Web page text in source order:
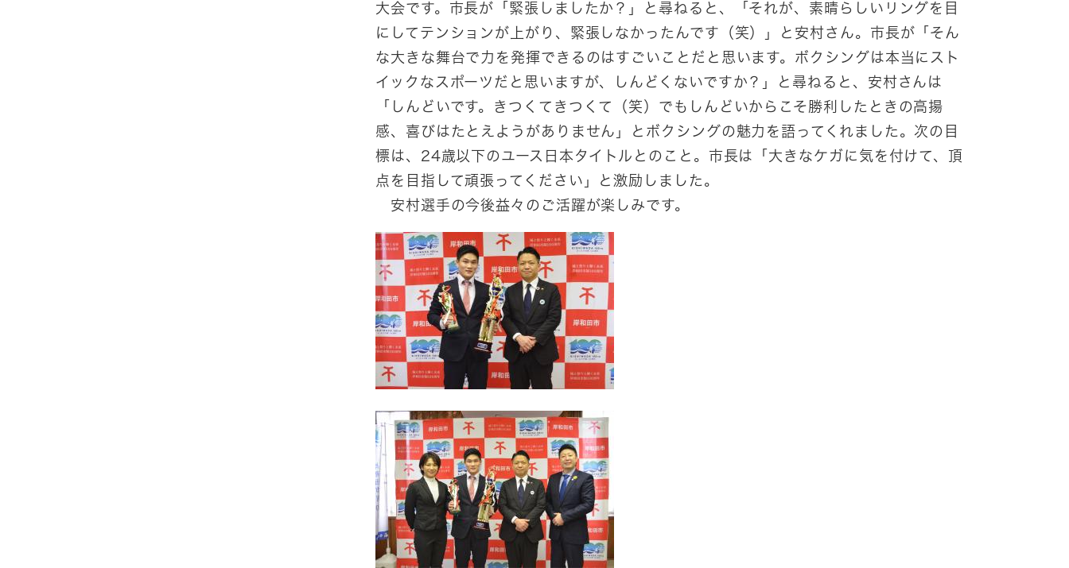
大会です。市長が「緊張しましたか？」と尋ねると、「それが、素晴らしいリングを目
にしてテンションが上がり、緊張しなかったんです（笑）」と安村さん。市長が「そん
な大きな舞台で力を発揮できるのはすごいことだと思います。ボクシングは本当にスト
イックなスポーツだと思いますが、しんどくないですか？」と尋ねると、安村さんは
「しんどいです。きつくてきつくて（笑）でもしんどいからこそ勝利したときの高揚
感、喜びはたとえようがありません」とボクシングの魅力を語ってくれました。次の目
標は、24歳以下のユース日本タイトルとのこと。市長は「大きなケガに気を付けて、頂
点を目指して頑張ってください」と激励しました。
​ 安村選手の今後益々のご活躍が楽しみです。